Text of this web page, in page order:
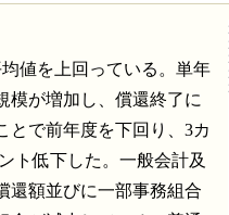
値を上回っている。単年
模が増加し、償還終了に
とで前年度を下回り、3カ
ト低下した。一般会計及
還額並びに一部事務組合